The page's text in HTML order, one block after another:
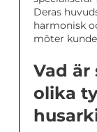
Deras
harmonisk
möter
Vad är
olika